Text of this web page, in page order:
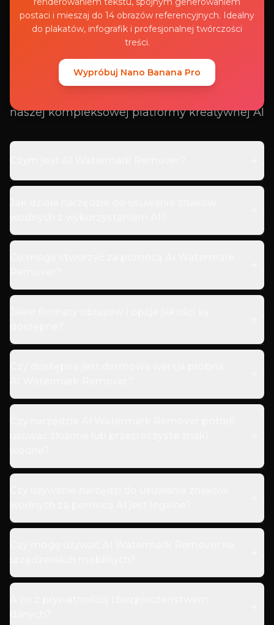
Najczęściej zadawane pytania
dotyczące usuwania znaków
wodnych z pomocą AI
naszej kompleksowej platformy kreatywnej AI
postaci i mieszaj do 14 obrazów referencyjnych. Idealny
do plakatów, infografik i profesjonalnej twórczości
treści.
Wypróbuj Nano Banana Pro